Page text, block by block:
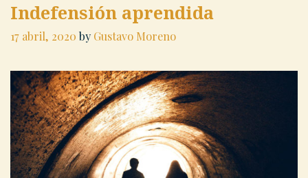
Indefensión aprendida
17 abril, 2020 by Gustavo Moreno